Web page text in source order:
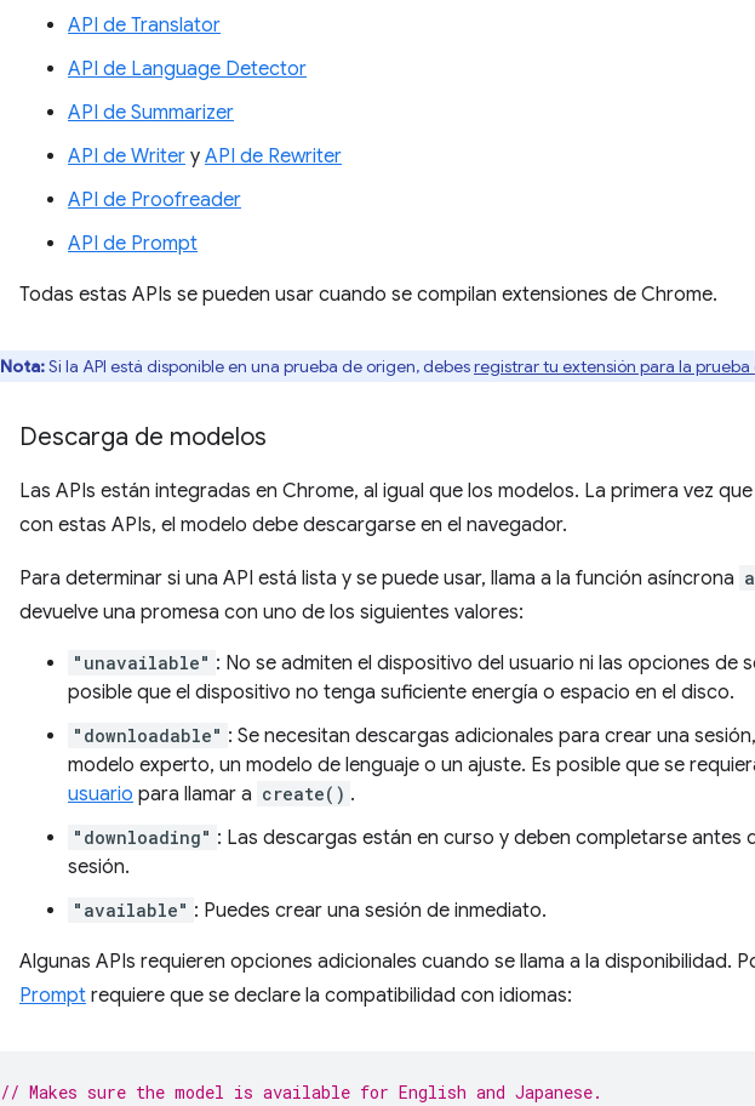
API de Translator
API de Language Detector
API de Summarizer
API de Writer y API de Rewriter
API de Proofreader
API de Prompt
Todas estas APIs se pueden usar cuando se compilan extensiones de Chrome.
Nota:Si la API está disponible en una prueba de origen, debesregistrar tu extensión para la
Descarga de modelos
Las APIs están integradas en Chrome, al igual que los modelos. La primera vez
con estas APIs, el modelo debe descargarse en el navegador.
Para determinar si una API está lista y se puede usar, llama a la función asíncrona
devuelve una promesa con uno de los siguientes valores:
"unavailable" : No se admiten el dispositivo del usuario ni las opciones de
posible que el dispositivo no tenga suficiente energía o espacio en el disco.
"downloadable" : Se necesitan descargas adicionales para crear una
modelo experto, un modelo de lenguaje o un ajuste. Es posible que se
usuario para llamar a create() .
"downloading" : Las descargas están en curso y deben completarse antes
sesión.
"available" : Puedes crear una sesión de inmediato.
Algunas APIs requieren opciones adicionales cuando se llama a la disponibilidad.
Prompt requiere que se declare la compatibilidad con idiomas:
// Makes sure the model is available for English and Japanese.